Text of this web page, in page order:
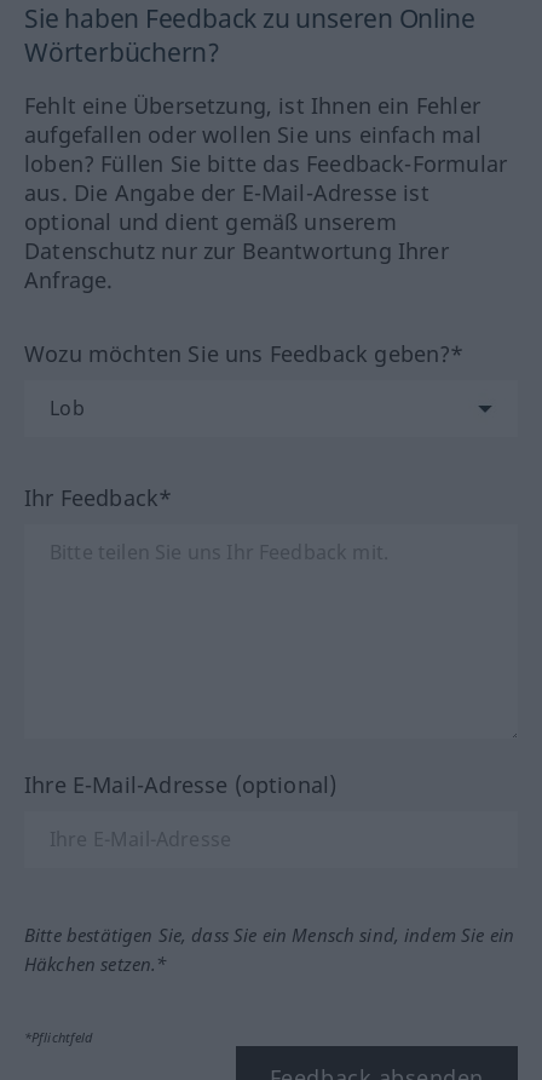
Sie haben Feedback zu unseren Online
Wörterbüchern?
Fehlt eine Übersetzung, ist Ihnen ein Fehler
aufgefallen oder wollen Sie uns einfach mal
loben? Füllen Sie bitte das Feedback-Formular
aus. Die Angabe der E-Mail-Adresse ist
optional und dient gemäß unserem
Datenschutz nur zur Beantwortung Ihrer
Anfrage.
Wozu möchten Sie uns Feedback geben?*
Ihr Feedback*
Ihre E-Mail-Adresse (optional)
Bitte bestätigen Sie, dass Sie ein Mensch sind, indem Sie ein
Häkchen setzen.*
*Pflichtfeld